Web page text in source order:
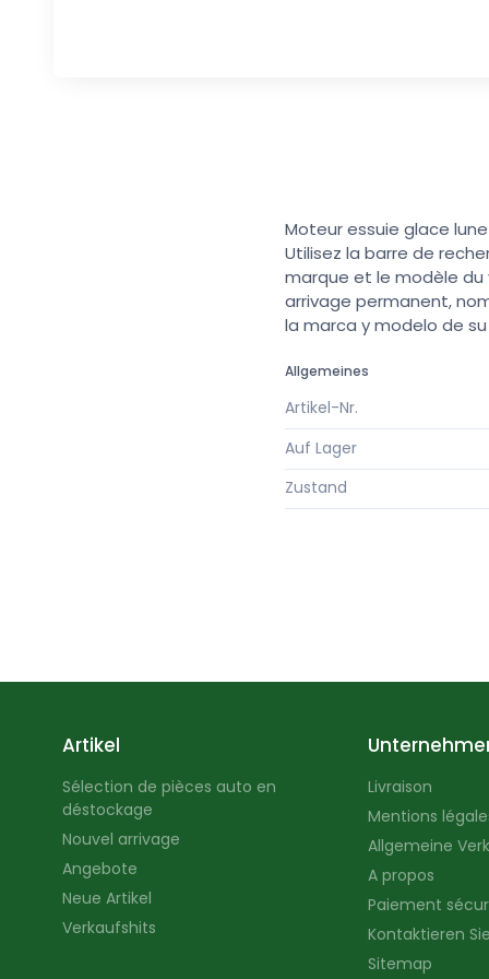
Moteur essuie glace
Utilisez la barre de
marque et le modèle du
arrivage permanent,
la marca y modelo de
Allgemeines
Artikel-Nr.
Auf Lager
Zustand
Artikel
Sélection de pièces auto en
déstockage
Nouvel arrivage
Angebote
Neue Artikel
Verkaufshits
Livraison
Mentions
Allgemeine
A propos
Paiement
Kontaktieren
Sitemap